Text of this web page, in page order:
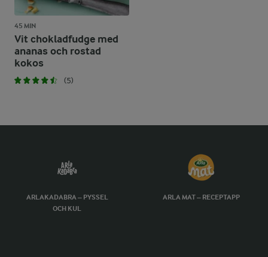
45 MIN
Vit chokladfudge med
ananas och rostad
kokos
(5)
ARLAKADABRA – PYSSEL
OCH KUL
ARLA MAT – RECEPTAPP